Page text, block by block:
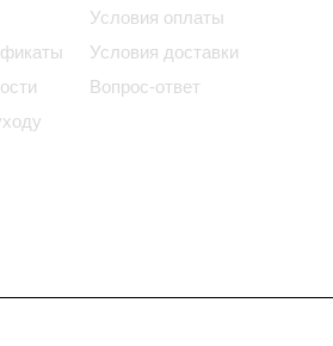
Условия оплаты
Условия доставки
Вопрос-ответ